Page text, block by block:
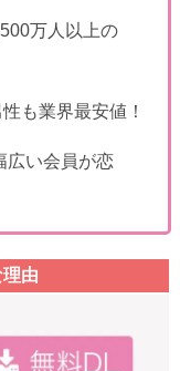
万人以上の
も業界最安値！
広い会員が恋
由